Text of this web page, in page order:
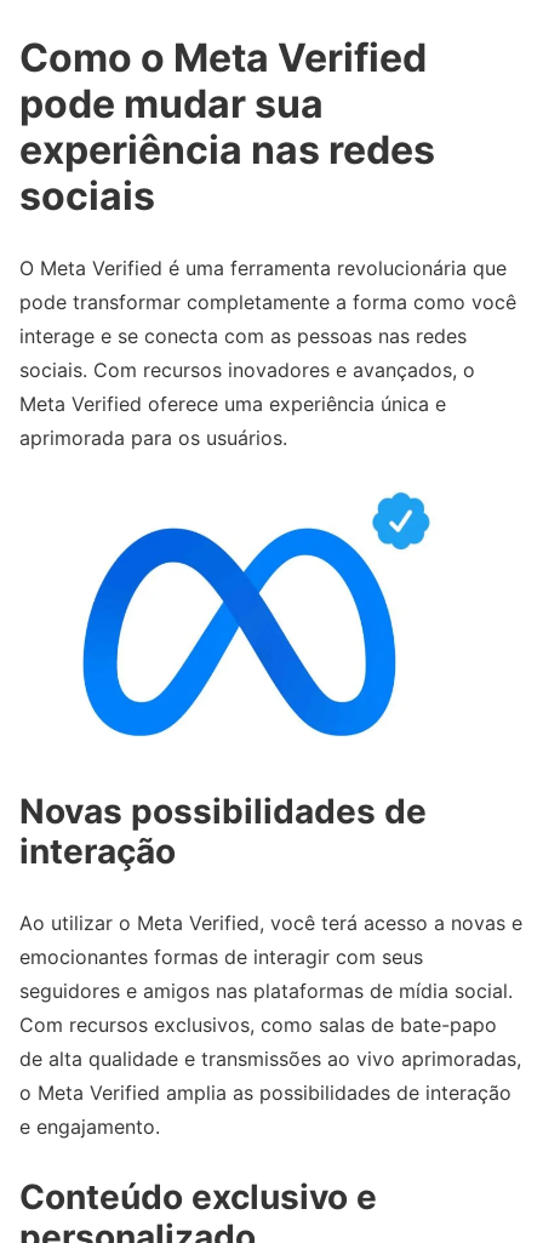
Como o Meta Verified
pode mudar sua
experiência nas redes
sociais
O Meta Verified é uma ferramenta revolucionária que
pode transformar completamente a forma como você
interage e se conecta com as pessoas nas redes
sociais. Com recursos inovadores e avançados, o
Meta Verified oferece uma experiência única e
aprimorada para os usuários.
Novas possibilidades de
interação
Ao utilizar o Meta Verified, você terá acesso a novas e
emocionantes formas de interagir com seus
seguidores e amigos nas plataformas de mídia social.
Com recursos exclusivos, como salas de bate-papo
de alta qualidade e transmissões ao vivo aprimoradas,
o Meta Verified amplia as possibilidades de interação
e engajamento.
Conteúdo exclusivo e